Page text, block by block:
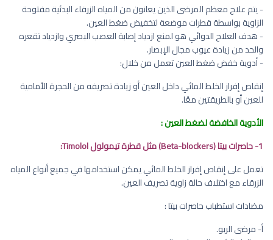
- يتم علاج معظم المرضى الذين يعانون من المياه الزرقاء البدئية مفتوحة
الزاوية بواسطة قطرات موضعة لتخفيض ضغط العين.
- هدف العلاج الدوائي هو لمنع ازدياد إصابة العصب البصري وازدياد تقعره
والحد من زيادة عيوب مجال الإبصار.
- أدوية خفض ضغط العين تعمل من خلال:
إنقاص إفراز الخلط المائي داخل العين أو زيادة تصريفه من الحجرة الأمامية
للعين أو بالطريقتين معًا.
الأدوية الخافضة لضغط العين :
1- حاصرات بيتا (Beta-blockers) مثل قطرة تيمولول Timolol:
تعمل على إنقاص إفراز الخلط المائي يمكن استخدامها في جميع أنواع المياه
الزرقاء مع اختلاف حالة زاوية تصريف العين.
مضادات استطباب حاصرات بيتا :
أ‌- مرضى الربو.